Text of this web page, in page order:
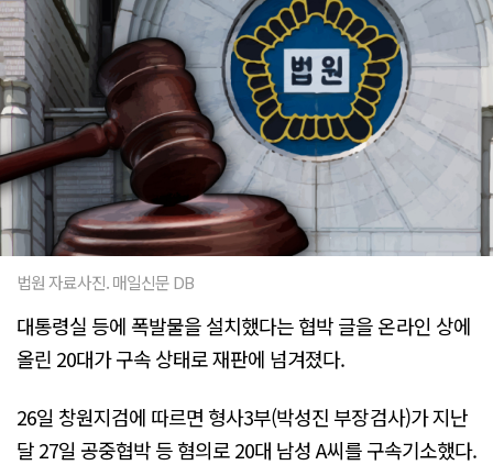
법원 자료사진. 매일신문 DB
대통령실 등에 폭발물을 설치했다는 협박 글을 온라인 상에
올린 20대가 구속 상태로 재판에 넘겨졌다.
26일 창원지검에 따르면 형사3부(박성진 부장검사)가 지난
달 27일 공중협박 등 혐의로 20대 남성 A씨를 구속기소했다.